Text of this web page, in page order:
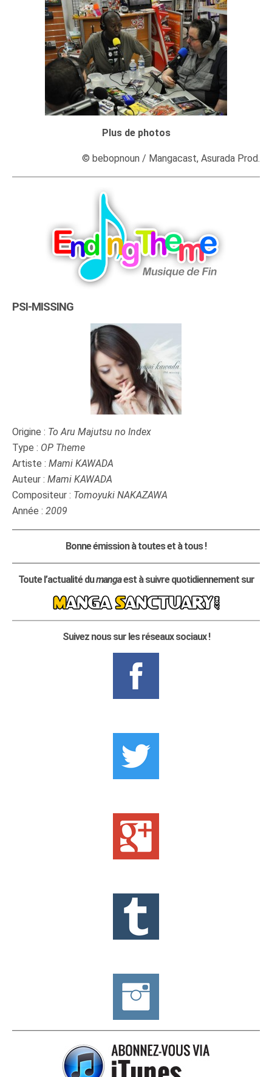
Plus de photos
© bebopnoun / Mangacast, Asurada Prod.
PSI-MISSING
Origine : To Aru Majutsu no Index
Type : OP Theme
Artiste : Mami KAWADA
Auteur : Mami KAWADA
Compositeur : Tomoyuki NAKAZAWA
Année : 2009
Bonne émission à toutes et à tous !
Toute l’actualité dumangaest à suivre quotidiennement sur
Suivez nous sur les réseaux sociaux !